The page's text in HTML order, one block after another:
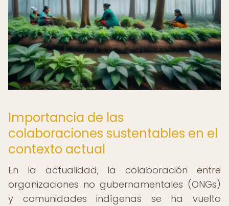
Importancia de las
colaboraciones sustentables en el
contexto actual
En la actualidad, la colaboración entre
organizaciones no gubernamentales (ONGs)
y comunidades indígenas se ha vuelto